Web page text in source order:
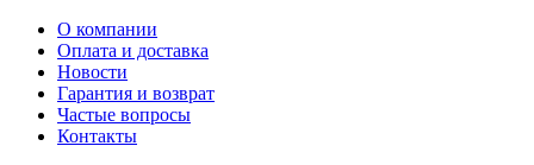
О компании
Оплата и доставка
Новости
Гарантия и возврат
Частые вопросы
Контакты